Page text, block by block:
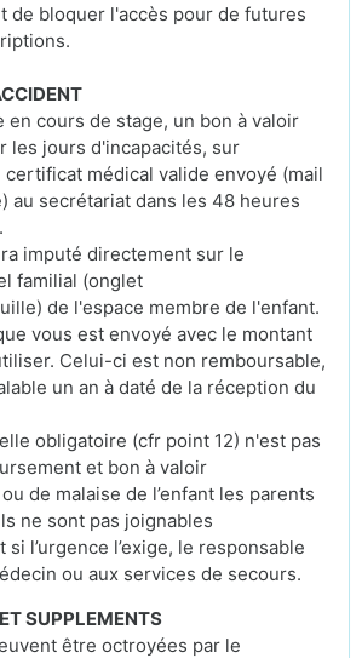
de bloquer l'accès pour de futures
en cours de stage, un bon à valoir
les jours d'incapacités, sur
médical valide envoyé (mail
au secrétariat dans les 48 heures
imputé directement sur le
familial (onglet
de l'espace membre de l'enfant.
vous est envoyé avec le montant
Celui-ci est non remboursable,
un an à daté de la réception du
obligatoire (cfr point 12) n'est pas
et bon à valoir
ou de malaise de l’enfant les parents
ne sont pas joignables
l’urgence l’exige, le responsable
ou aux services de secours.
SUPPLEMENTS
être octroyées par le